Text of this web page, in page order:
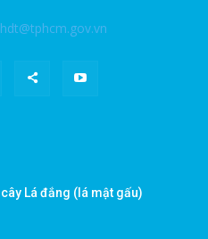
Lá đắng (lá mật gấu)